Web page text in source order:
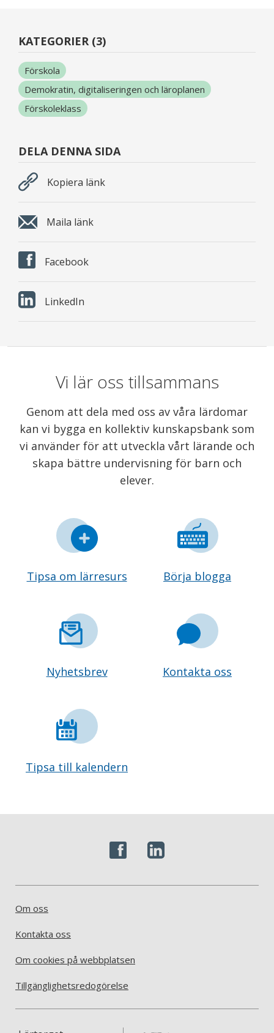
KATEGORIER (3)
Förskola
Demokratin, digitaliseringen och läroplanen
Förskoleklass
DELA DENNA SIDA
Kopiera länk
Maila länk
Facebook
LinkedIn
Vi lär oss tillsammans
Genom att dela med oss av våra lärdomar
kan vi bygga en kollektiv kunskapsbank som
vi använder för att utveckla vårt lärande och
skapa bättre undervisning för barn och
elever.
Tipsa om lärresurs Börja blogga
Nyhetsbrev Kontakta oss
Tipsa till kalendern
Om oss
Kontakta oss
Om cookies på webbplatsen
Tillgänglighetsredogörelse